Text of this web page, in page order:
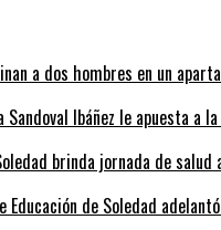
a dos hombres en un
Sandoval Ibáñez le apuesta a
brinda jornada de
Educación de Soledad